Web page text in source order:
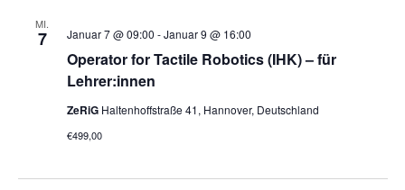
MI.
7
Operator for Tactile Robotics (IHK) – für
Lehrer:innen
Januar 7 @ 09:00 -Januar 9 @ 16:00
ZeRiG Haltenhoffstraße 41, Hannover, Deutschland
€499,00